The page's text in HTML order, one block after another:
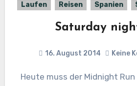
Laufen Reisen Spanien
Saturday
16. August 2014 Keine
Heute muss der Midnight Run leider ausfallen.